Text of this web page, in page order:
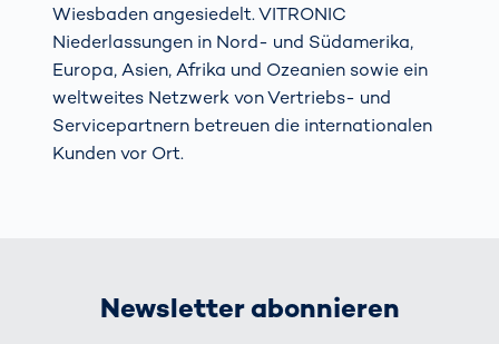
Wiesbaden angesiedelt. VITRONIC
Niederlassungen in Nord- und Südamerika,
Europa, Asien, Afrika und Ozeanien sowie ein
weltweites Netzwerk von Vertriebs- und
Servicepartnern betreuen die internationalen
Kunden vor Ort.
Newsletter abonnieren